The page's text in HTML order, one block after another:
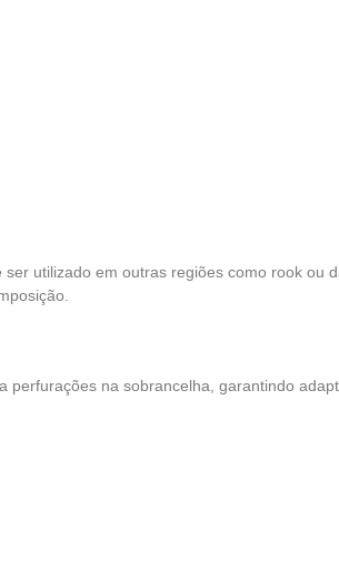
utilizado em outras regiões como rook ou
na sobrancelha, garantindo